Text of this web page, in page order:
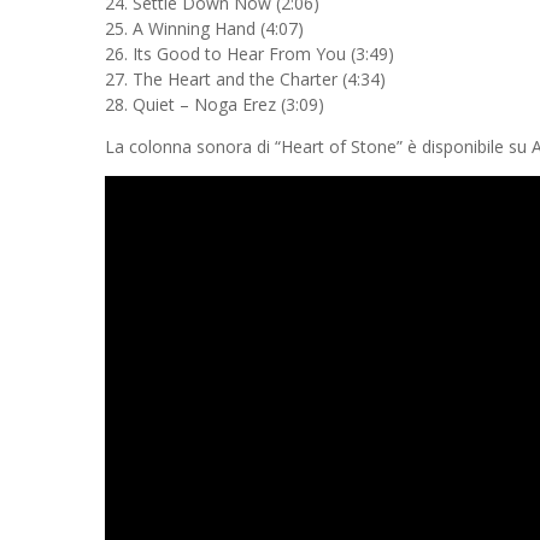
25. A Winning Hand (4:07)
26. Its Good to Hear From You (3:49)
27. The Heart and the Charter (4:34)
28. Quiet – Noga Erez (3:09)
La colonna sonora di “Heart of Stone” è disponibile su